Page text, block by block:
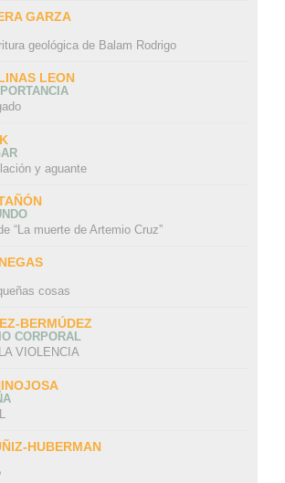
GARZA
geológica de Balam Rodrigo
LEON
y aguante
“La muerte de Artemio Cruz”
cosas
BERMÚDEZ
CORPORAL
VIOLENCIA
HUBERMAN